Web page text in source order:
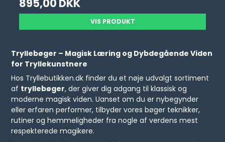
895,00 DKK
VIS PRODUKT
Tryllebøger – Magisk Læring og Dybdegående Viden
for Tryllekunstnere
Hos Tryllebutikken.dk finder du et nøje udvalgt sortiment
af tryllebøger, der giver dig adgang til klassisk og
moderne magisk viden. Uanset om du er nybegynder
eller erfaren performer, tilbyder vores bøger teknikker,
rutiner og hemmeligheder fra nogle af verdens mest
respekterede magikere.